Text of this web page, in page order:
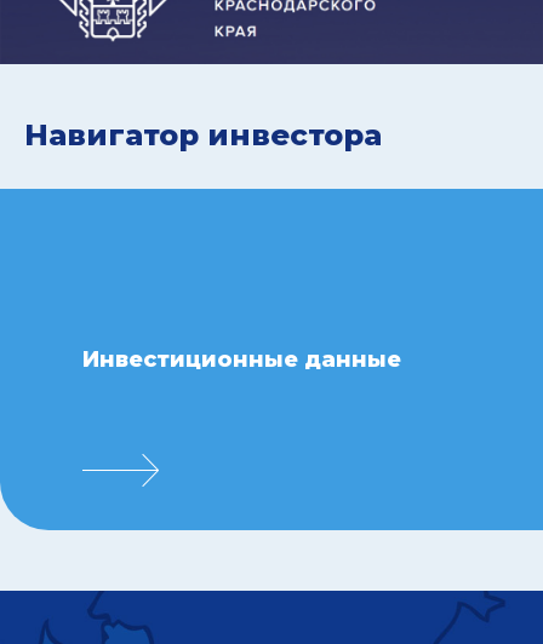
Навигатор инвестора
Инвестиционные данные